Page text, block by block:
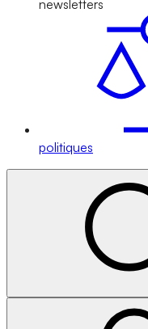
newsletters
politiques